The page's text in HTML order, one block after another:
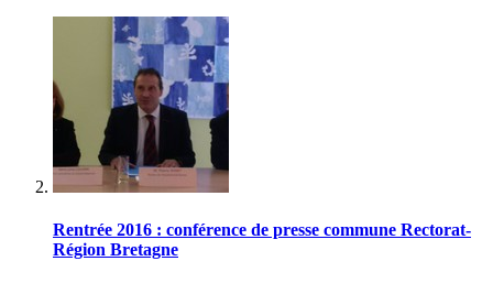
Rentrée 2016 : conférence de presse commune Rectorat-
Région Bretagne